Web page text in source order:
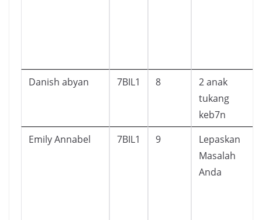
Danish abyan 7BIL1 8
2 anak
tukang
keb7n
Emily Annabel
7BIL1 9
Lepaskan
Masalah
Anda